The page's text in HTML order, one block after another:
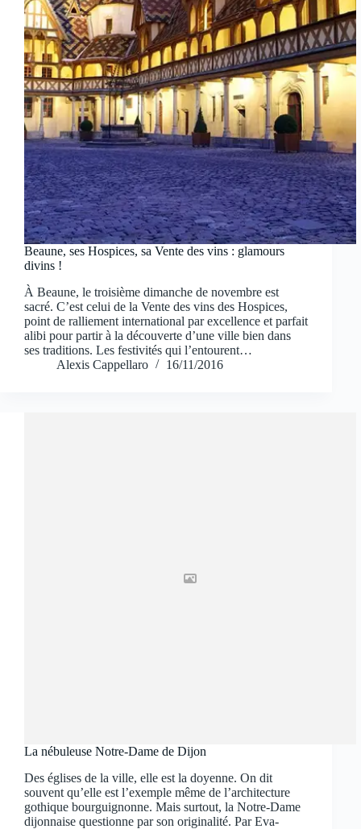
Beaune, ses Hospices, sa Vente des vins : glamours
divins !
À Beaune, le troisième dimanche de novembre est
sacré. C’est celui de la Vente des vins des Hospices,
point de ralliement international par excellence et parfait
alibi pour partir à la découverte d’une ville bien dans
ses traditions. Les festivités qui l’entourent…
Alexis Cappellaro
16/11/2016
La nébuleuse Notre-Dame de Dijon
Des églises de la ville, elle est la doyenne. On dit
souvent qu’elle est l’exemple même de l’architecture
gothique bourguignonne. Mais surtout, la Notre-Dame
dijonnaise questionne par son originalité. Par Eva-